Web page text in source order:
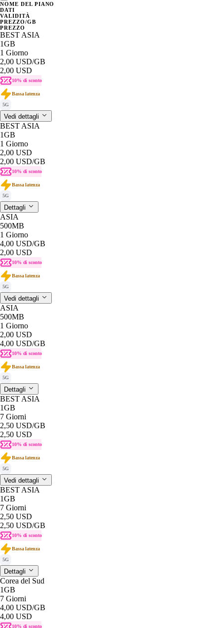
NOME DEL PIANO
DATI
VALIDITÀ
PREZZO/GB
PREZZO
BEST ASIA
1GB
1 Giorno
2,00 USD/GB
2,00 USD
10% di sconto
Bassa latenza
5G
Vedi dettagli
BEST ASIA
1GB
1 Giorno
2,00 USD
2,00 USD/GB
10% di sconto
Bassa latenza
5G
Dettagli
ASIA
500MB
1 Giorno
4,00 USD/GB
2,00 USD
10% di sconto
Bassa latenza
5G
Vedi dettagli
ASIA
500MB
1 Giorno
2,00 USD
4,00 USD/GB
10% di sconto
Bassa latenza
5G
Dettagli
BEST ASIA
1GB
7 Giorni
2,50 USD/GB
2,50 USD
10% di sconto
Bassa latenza
5G
Vedi dettagli
BEST ASIA
1GB
7 Giorni
2,50 USD
2,50 USD/GB
10% di sconto
Bassa latenza
5G
Dettagli
Corea del Sud
1GB
7 Giorni
4,00 USD/GB
4,00 USD
10% di sconto